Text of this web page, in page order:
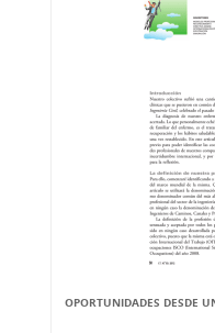
OPORTUNIDADES DESDE